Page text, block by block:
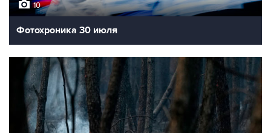
10
Фотохроника 30 июля